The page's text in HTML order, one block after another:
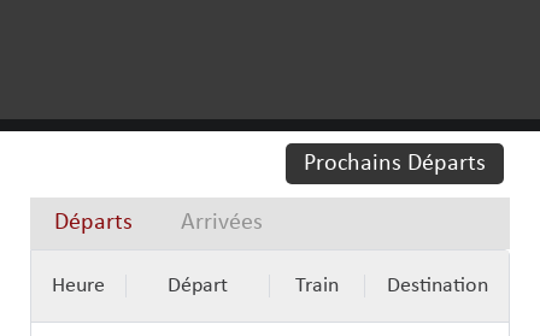
Prochains Départs
Départs Arrivées
Heure Départ Train Destination